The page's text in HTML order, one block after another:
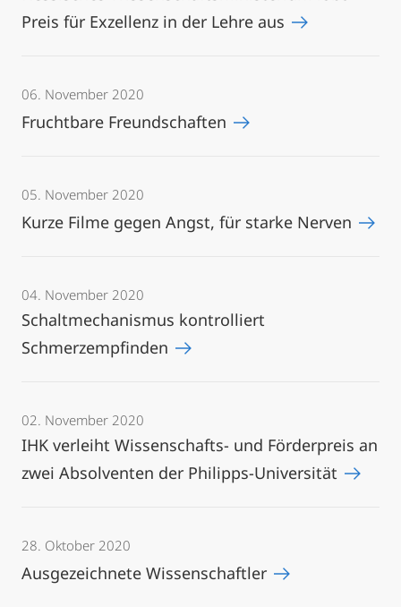
Preis für Exzellenz in der Lehre aus
06. November 2020
Fruchtbare Freundschaften
05. November 2020
Kurze Filme gegen Angst, für starke Nerven
04. November 2020
Schaltmechanismus kontrolliert
Schmerzempfinden
02. November 2020
IHK verleiht Wissenschafts- und Förderpreis an
zwei Absolventen der Philipps-Universität
28. Oktober 2020
Ausgezeichnete Wissenschaftler